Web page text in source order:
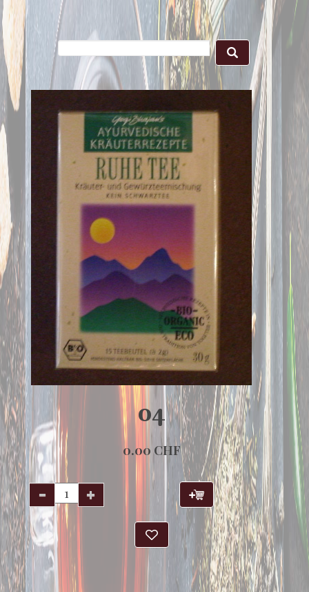
04
0.00 CHF